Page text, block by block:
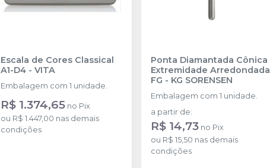
Escala de Cores Classical
A1-D4 -VITA
Embalagem com 1 unidade.
R$ 1.374,65 no Pix
ou R$ 1.447,00 nas demais
condições
Ponta Diamantada Cônica
Extremidade Arredondada
FG - KG SORENSEN
Embalagem com 1 unidade.
a partir de:
R$ 14,73 no Pix
ou R$ 15,50 nas demais
condições